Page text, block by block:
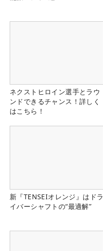
ネクストヒロイン選手とラウ
ンドできるチャンス！詳しく
はこちら！
新『TENSEIオレンジ』はドラ
イバーシャフトの“最適解”